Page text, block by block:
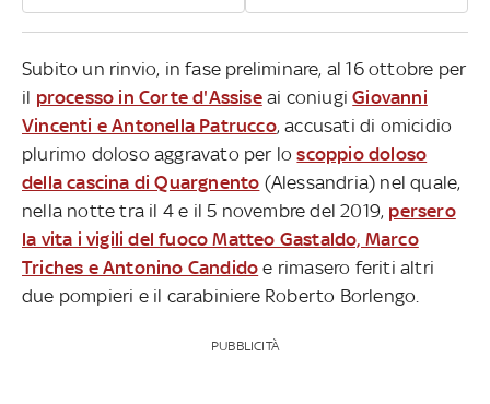
Subito un rinvio, in fase preliminare, al 16 ottobre per
il processo in Corte d'Assiseai coniugiGiovanni
Vincenti e Antonella Patrucco, accusati di omicidio
plurimo doloso aggravato per loscoppio doloso
della cascina di Quargnento (Alessandria) nel quale,
nella notte tra il 4 e il 5 novembre del 2019, persero
la vita i vigili del fuoco Matteo Gastaldo, Marco
Triches e Antonino Candido e rimasero feriti altri
due pompieri e il carabiniere Roberto Borlengo.
PUBBLICITÀ